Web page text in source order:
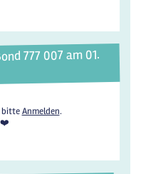
777 007 am 01.
bitteAnmelden.